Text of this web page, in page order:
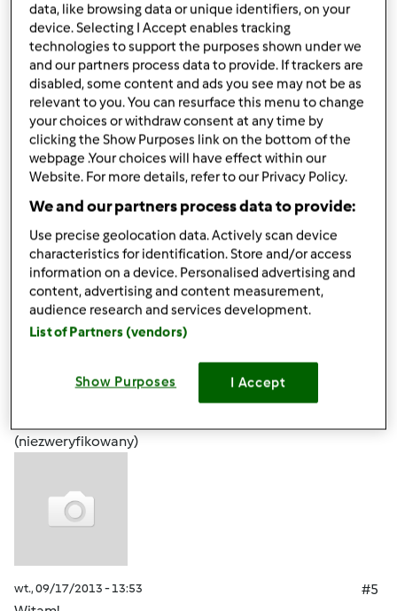
kara (niezweryfikowany)
wt., 01/01/2013 - 15:02
wątku wrócę ,ale po forum będę się kręcić
pozdr k
Góra strony
(niezweryfikowany)
wt., 09/17/2013 - 13:53
#5
data, like browsing data or unique identifiers, on your
device. Selecting I Accept enables tracking
technologies to support the purposes shown under we
and our partners process data to provide. If trackers are
disabled, some content and ads you see may not be as
relevant to you. You can resurface this menu to change
your choices or withdraw consent at any time by
clicking the Show Purposes link on the bottom of the
webpage .Your choices will have effect within our
Website. For more details, refer to our Privacy Policy.
We and our partners process data to provide:
Use precise geolocation data. Actively scan device
characteristics for identification. Store and/or access
information on a device. Personalised advertising and
content, advertising and content measurement,
audience research and services development.
List of Partners (vendors)
Show Purposes I Accept